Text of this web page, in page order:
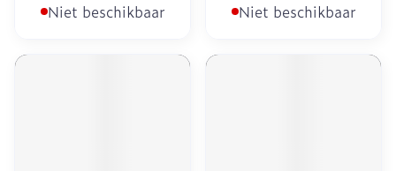
Niet beschikbaar Niet beschikbaar